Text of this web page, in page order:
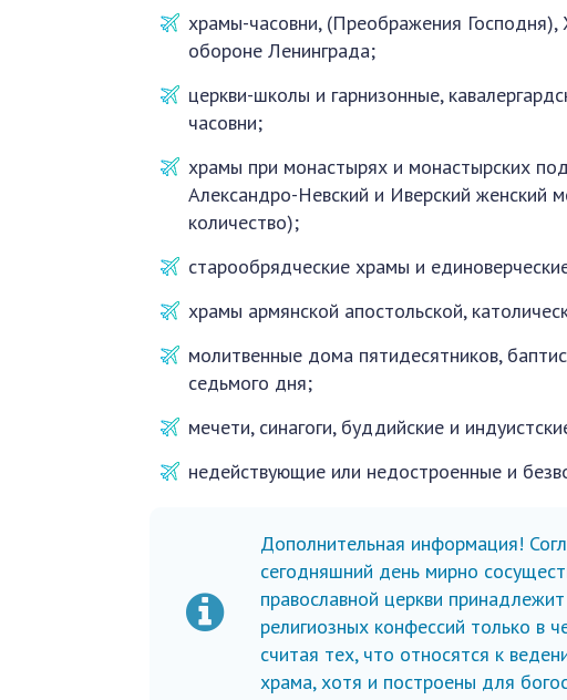
храмы-часовни, (Преображения
обороне Ленинграда;
церкви-школы и гарнизонные,
часовни;
храмы при монастырях и монастырских
Александро-Невский и Иверский женский
количество);
старообрядческие храмы и
храмы армянской апостольской,
молитвенные дома пятидесятников,
седьмого дня;
мечети, синагоги, буддийские и
недействующие или недостроенные и
Дополнительная информация!
сегодняшний день мирно
православной церкви
религиозных конфессий только в
считая тех, что относятся к
храма, хотя и построены для